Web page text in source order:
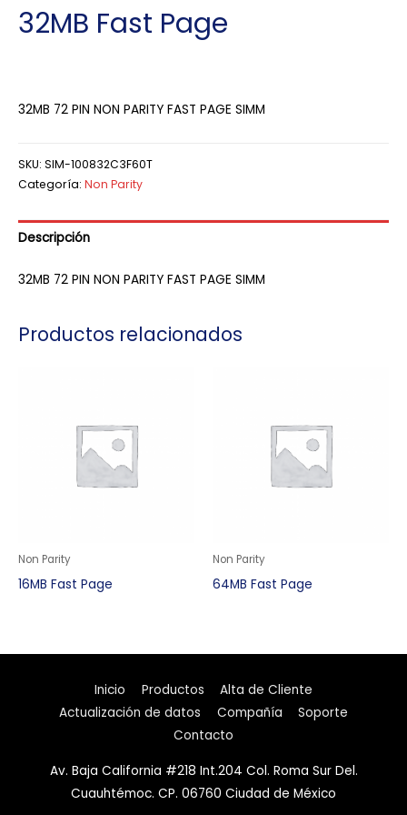
32MB Fast Page
32MB 72 PIN NON PARITY FAST PAGE SIMM
SKU: SIM-100832C3F60T
Categoría: Non Parity
Descripción
32MB 72 PIN NON PARITY FAST PAGE SIMM
Productos relacionados
Non Parity
16MB Fast Page
Non Parity
64MB Fast Page
Inicio Productos
Alta de Cliente
Actualización de datos
Compañía
Soporte
Contacto
Av. Baja California #218 Int.204 Col. Roma Sur Del.
Cuauhtémoc. CP. 06760 Ciudad de México